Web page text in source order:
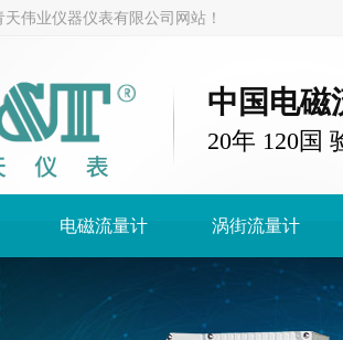
伟业仪器仪表有限公司网站！
中国电磁
20年 120国
电磁流量计 涡街流量计